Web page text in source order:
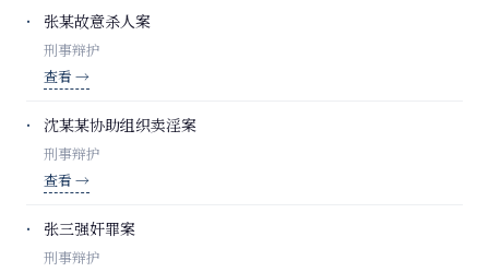
张某故意杀人案
刑事辩护
查看 →
沈某某协助组织卖淫案
刑事辩护
查看 →
张三强奸罪案
刑事辩护